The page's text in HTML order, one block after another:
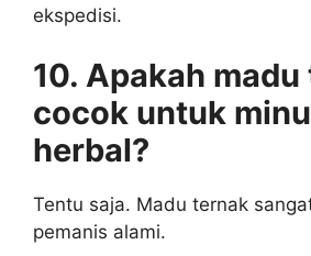
ekspedisi.
10. Apakah
cocok untuk
herbal?
Tentu saja. Madu ternak
pemanis alami.